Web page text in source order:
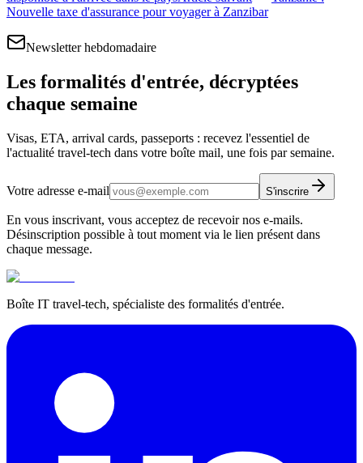
Nouvelle taxe d'assurance pour voyager à Zanzibar
Newsletter hebdomadaire
Les formalités d'entrée, décryptées
chaque semaine
Visas, ETA, arrival cards, passeports : recevez l'essentiel de
l'actualité travel-tech dans votre boîte mail, une fois par semaine.
Votre adresse e-mail S'inscrire
En vous inscrivant, vous acceptez de recevoir nos e-mails.
Désinscription possible à tout moment via le lien présent dans
chaque message.
Boîte IT travel-tech, spécialiste des formalités d'entrée.